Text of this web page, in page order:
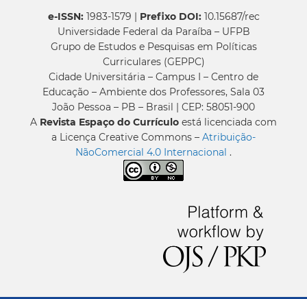
e-ISSN:1983-1579 | Prefixo DOI:10.15687/rec
Universidade Federal da Paraíba – UFPB
Grupo de Estudos e Pesquisas em Políticas
Curriculares (GEPPC)
Cidade Universitária – Campus I – Centro de
Educação – Ambiente dos Professores, Sala 03
João Pessoa – PB – Brasil | CEP: 58051-900
A Revista Espaço do Currículo está licenciada com
a Licença Creative Commons – Atribuição-
NãoComercial 4.0 Internacional .